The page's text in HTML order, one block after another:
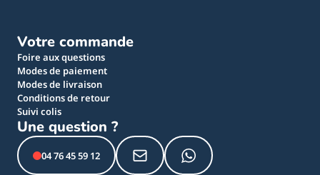
Votre commande
Foire aux questions
Modes de paiement
Modes de livraison
Conditions de retour
Suivi colis
Une question ?
04 76 45 59 12